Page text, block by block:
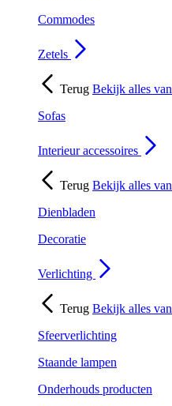
Commodes
Zetels
Terug Bekijk alles van
Sofas
Interieur accessoires
Terug Bekijk alles van
Dienbladen
Decoratie
Verlichting
Terug Bekijk alles van
Sfeerverlichting
Staande lampen
Onderhouds producten